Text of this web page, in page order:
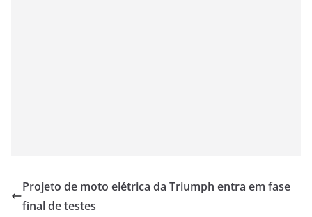
Projeto de moto elétrica da Triumph entra em fase
final de testes